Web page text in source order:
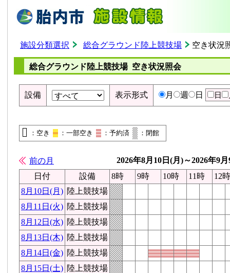
施設分類選択 総合グラウンド陸上競技場 空き状況
総合グラウンド陸上競技場 空き状況照会
設備 表示形式 月 週 日 日
：空き ：一部空き ：予約済 ：閉館
前の月
2026年8月10日(月)～2026年9
日付
設備 8時 9時 10時 11時
12時
8月10日(月) 陸上競技場
8月11日(火) 陸上競技場
8月12日(水) 陸上競技場
8月13日(木) 陸上競技場
8月14日(金) 陸上競技場
8月15日(土) 陸上競技場